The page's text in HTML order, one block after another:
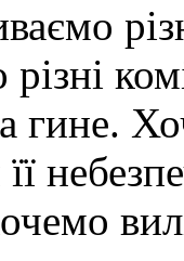
гине.